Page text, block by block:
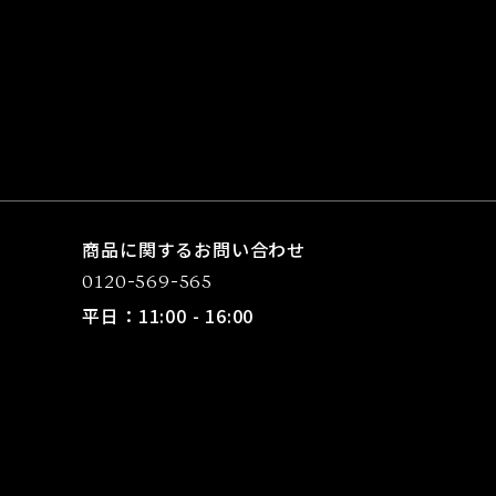
商品に関するお問い合わせ
0120-569-565
平日：11:00 - 16:00